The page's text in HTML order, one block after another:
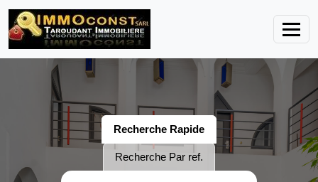
Recherche Rapide
Recherche Par ref.